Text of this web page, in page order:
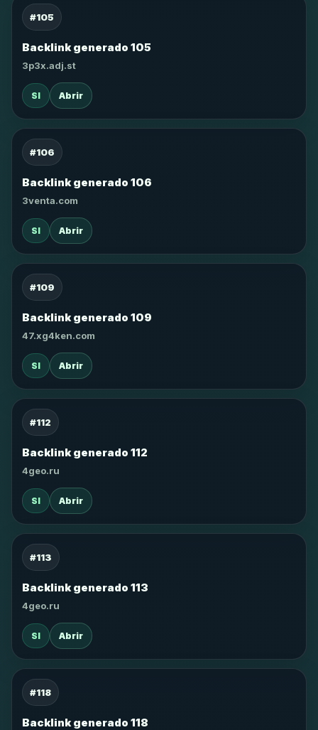
#105
Backlink generado 105
3p3x.adj.st
SI Abrir
#106
Backlink generado 106
3venta.com
SI Abrir
#109
Backlink generado 109
47.xg4ken.com
SI Abrir
#112
Backlink generado 112
4geo.ru
SI Abrir
#113
Backlink generado 113
4geo.ru
SI Abrir
#118
Backlink generado 118